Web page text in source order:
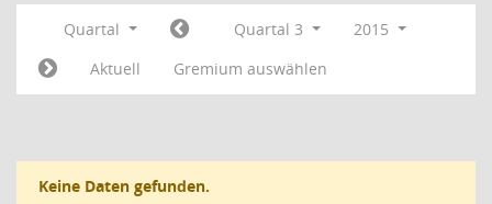
Quartal Quartal 3
2015
Aktuell
Gremium auswählen
Keine Daten gefunden.